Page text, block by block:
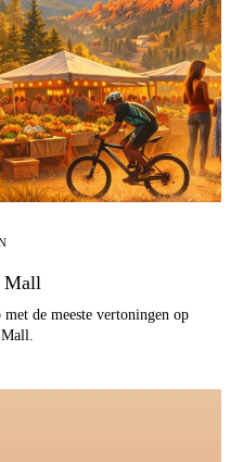
Mall
de meeste vertoningen op